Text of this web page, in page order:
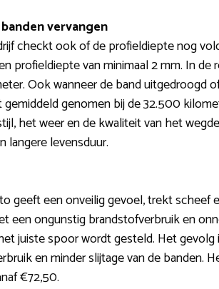
vervangen
checkt ook of de profieldiepte nog
profieldiepte van minimaal 2 mm. In de
Ook wanneer de band uitgedroogd
genomen bij de 32.500
het weer en de kwaliteit van het
langere levensduur.
geeft een onveilig gevoel, trekt scheef
een ongunstig brandstofverbruik en
juiste spoor wordt gesteld. Het gevolg
en minder slijtage van de banden.
€72,50.